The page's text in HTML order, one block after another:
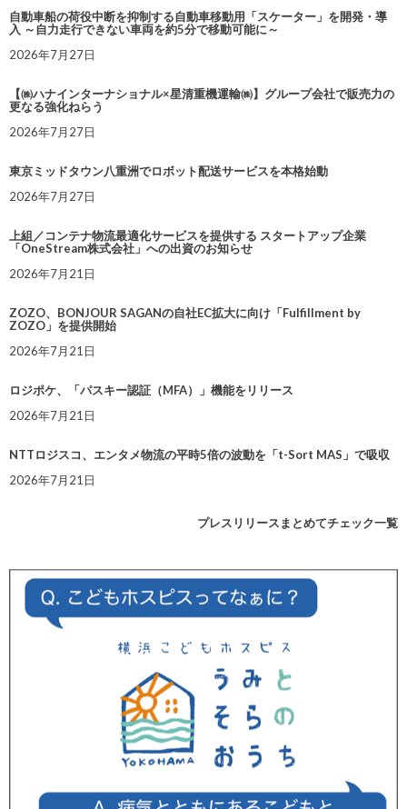
自動車船の荷役中断を抑制する自動車移動用「スケーター」を開発・導
入 ～自力走行できない車両を約5分で移動可能に～
2026年7月27日
【㈱ハナインターナショナル×星清重機運輸㈱】グループ会社で販売力の
更なる強化ねらう
2026年7月27日
東京ミッドタウン八重洲でロボット配送サービスを本格始動
2026年7月27日
上組／コンテナ物流最適化サービスを提供する スタートアップ企業
「OneStream株式会社」への出資のお知らせ
2026年7月21日
ZOZO、BONJOUR SAGANの自社EC拡大に向け「Fulfillment by
ZOZO」を提供開始
2026年7月21日
ロジポケ、「パスキー認証（MFA）」機能をリリース
2026年7月21日
NTTロジスコ、エンタメ物流の平時5倍の波動を「t-Sort MAS」で吸収
2026年7月21日
プレスリリースまとめてチェック一覧